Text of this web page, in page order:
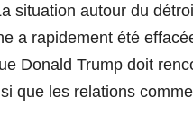
situation autour du
a rapidement été
Donald Trump doit
que les relations